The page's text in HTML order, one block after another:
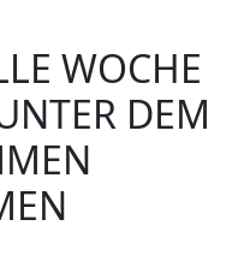
WOCHE
DEM